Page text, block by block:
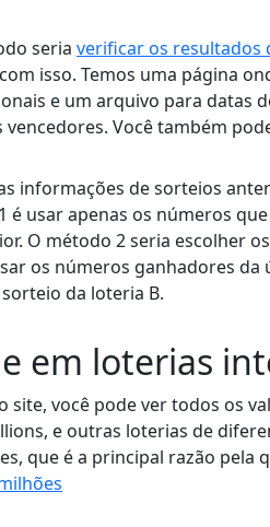
seria verificar os resultados
isso. Temos uma página
e um arquivo para datas
vencedores. Você também
informações de sorteios
é usar apenas os números
O método 2 seria escolher
os números ganhadores
da loteria B.
em loterias
site, você pode ver todos os
e outras loterias de
que é a principal razão pela